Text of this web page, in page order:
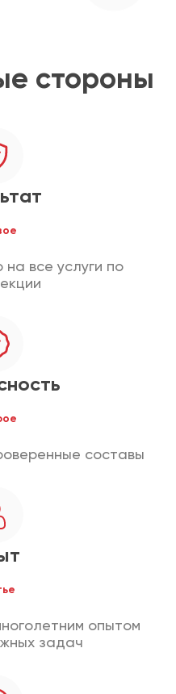
стороны
все услуги по
составы
опытом
задач